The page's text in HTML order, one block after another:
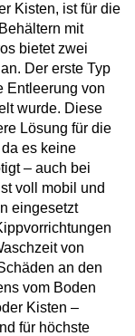
Kisten, ist für die
mit
bietet zwei
Der erste Typ
Entleerung von
wurde. Diese
Lösung für die
es keine
– auch bei
voll mobil und
eingesetzt
von
an den
vom Boden
Kisten –
für höchste